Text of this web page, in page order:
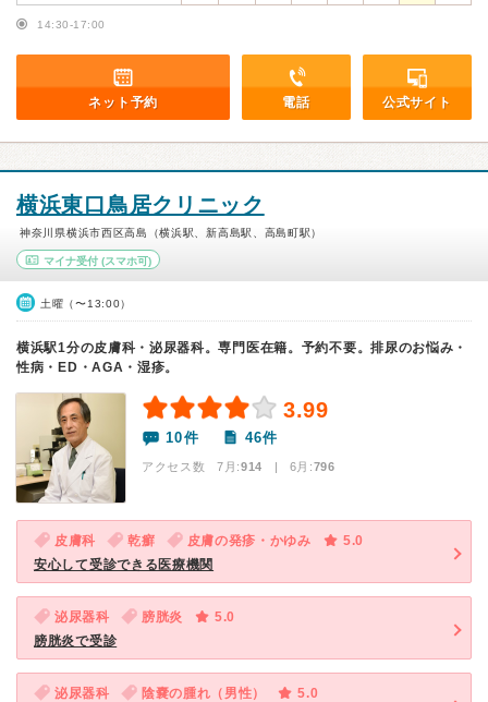
14:30-17:00
ネット予約 電話 公式サイト
横浜東口鳥居クリニック
神奈川県横浜市西区高島（横浜駅、新高島駅、高島町駅）
マイナ受付 (スマホ可)
土曜（〜13:00）
横浜駅1分の皮膚科・泌尿器科。専門医在籍。予約不要。排尿のお悩み・
性病・ED・AGA・湿疹。
3.99
10件 46件
アクセス数 7月:914 | 6月:796
皮膚科 乾癬 皮膚の発疹・かゆみ
5.0
安心して受診できる医療機関
泌尿器科 膀胱炎
5.0
膀胱炎で受診
泌尿器科 陰嚢の腫れ（男性）
5.0